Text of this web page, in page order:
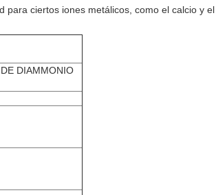
ciertos iones metálicos, como el calcio y
DIAMMONIO